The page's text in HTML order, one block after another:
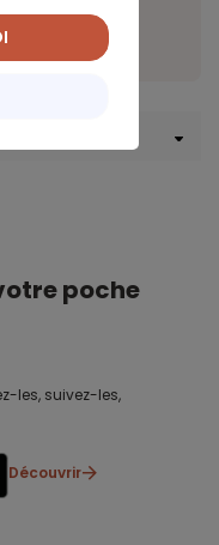
Juillet Août
poche
les, suivez-les,
Découvrir